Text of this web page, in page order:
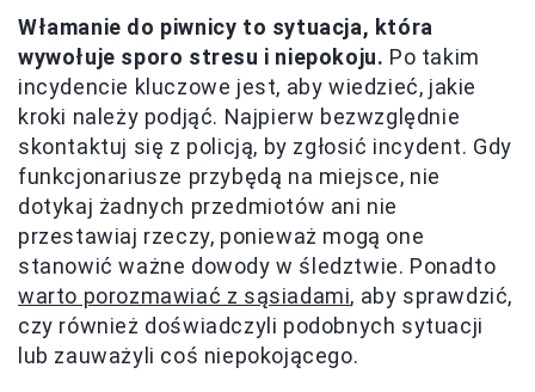
Włamanie do piwnicy to sytuacja, która
wywołuje sporo stresu i niepokoju. Po takim
incydencie kluczowe jest, aby wiedzieć, jakie
kroki należy podjąć. Najpierw bezwzględnie
skontaktuj się z policją, by zgłosić incydent. Gdy
funkcjonariusze przybędą na miejsce, nie
dotykaj żadnych przedmiotów ani nie
przestawiaj rzeczy, ponieważ mogą one
stanowić ważne dowody w śledztwie. Ponadto
warto porozmawiać z sąsiadami, aby sprawdzić,
czy również doświadczyli podobnych sytuacji
lub zauważyli coś niepokojącego.